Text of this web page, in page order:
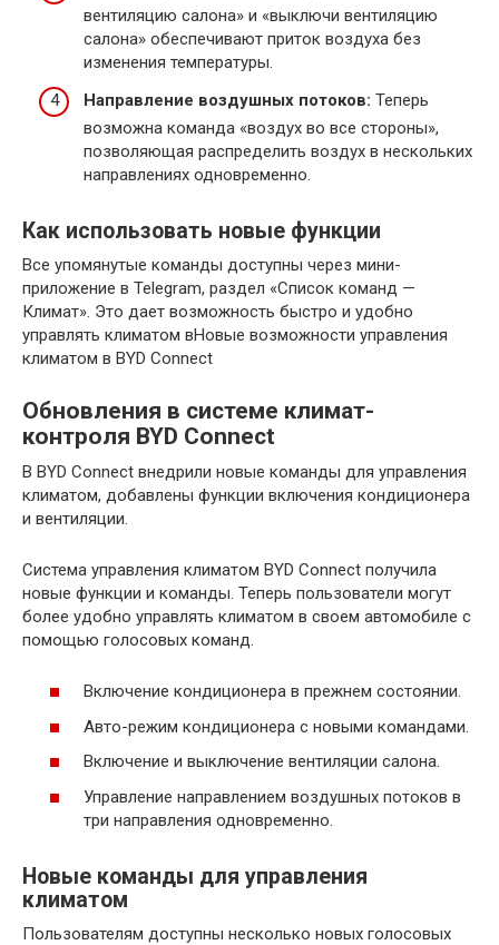
вентиляцию салона» и «выключи вентиляцию
салона» обеспечивают приток воздуха без
изменения температуры.
Направление воздушных потоков: Теперь
возможна команда «воздух во все стороны»,
позволяющая распределить воздух в нескольких
направлениях одновременно.
Как использовать новые функции
Все упомянутые команды доступны через мини-
приложение в Telegram, раздел «Список команд —
Климат». Это дает возможность быстро и удобно
управлять климатом вНовые возможности управления
климатом в BYD Connect
Обновления в системе климат-
контроля BYD Connect
В BYD Connect внедрили новые команды для управления
климатом, добавлены функции включения кондиционера
и вентиляции.
Система управления климатом BYD Connect получила
новые функции и команды. Теперь пользователи могут
более удобно управлять климатом в своем автомобиле с
помощью голосовых команд.
Включение кондиционера в прежнем состоянии.
Авто-режим кондиционера с новыми командами.
Включение и выключение вентиляции салона.
Управление направлением воздушных потоков в
три направления одновременно.
Новые команды для управления
климатом
Пользователям доступны несколько новых голосовых